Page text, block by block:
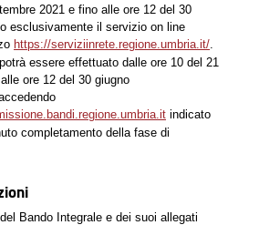
2021 e fino alle ore 12 del 30
esclusivamente il servizio on line
https://serviziinrete.regione.umbria.it/
essere effettuato dalle ore 10 del 21
ore 12 del 30 giugno
indicato
completamento della fase di
Bando Integrale e dei suoi allegati